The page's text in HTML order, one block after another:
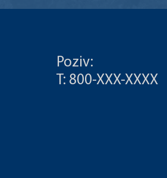
Poziv:
T: 800-XXX-XXXX